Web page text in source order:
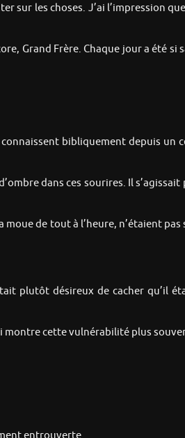
les choses. J’ai l’impression
Grand Frère. Chaque jour a été
bibliquement depuis un
dans ces sourires. Il
de tout à l’heure, n’étaient
plutôt désireux de cacher qu’il
montre cette vulnérabilité plus
entrouverte.